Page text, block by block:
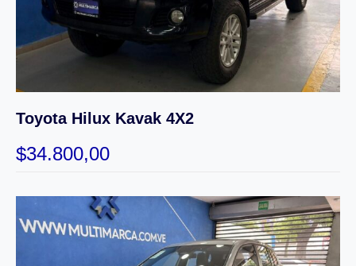
Toyota Hilux Kavak 4X2
$34.800,00